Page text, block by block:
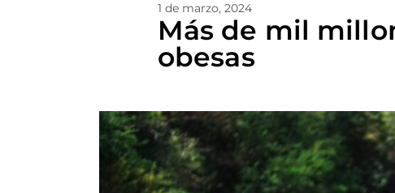
1 de marzo, 2024
Más de mil
obesas